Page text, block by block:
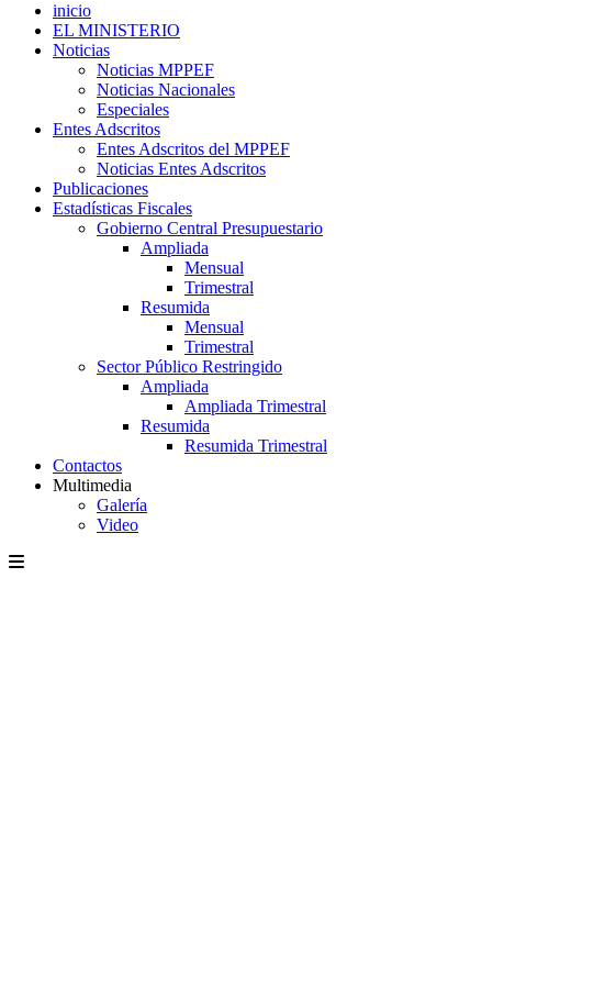
inicio
EL MINISTERIO
Noticias
Noticias MPPEF
Noticias Nacionales
Especiales
Entes Adscritos
Entes Adscritos del MPPEF
Noticias Entes Adscritos
Publicaciones
Estadísticas Fiscales
Gobierno Central Presupuestario
Ampliada
Mensual
Trimestral
Resumida
Mensual
Trimestral
Sector Público Restringido
Ampliada
Ampliada Trimestral
Resumida
Resumida Trimestral
Contactos
Multimedia
Galería
Video